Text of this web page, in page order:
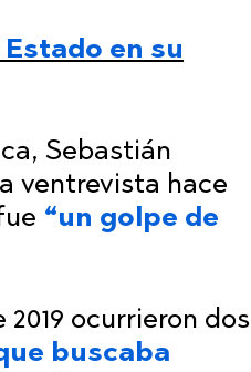
en su
Sebastián
ventrevista hace
“un golpe de
ocurrieron dos
buscaba